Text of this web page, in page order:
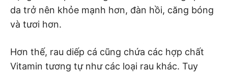
da trở nên khỏe mạnh hơn, đàn hồi, căng bóng
và tươi hơn.
Hơn thế, rau diếp cá cũng chứa các hợp chất
Vitamin tương tự như các loại rau khác. Tuy